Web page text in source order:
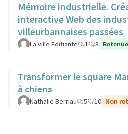
Mémoire industrielle.
interactive Web des
villeurbannaises passées
La ville Edifiante 1 3
Transformer le square
à chiens
Nathalie Berriau 5 10 Non